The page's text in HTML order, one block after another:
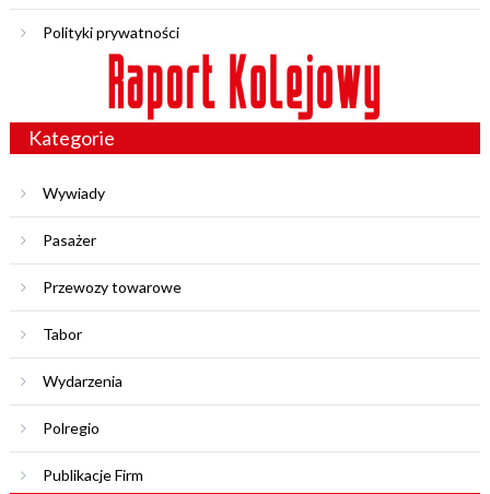
Polityki prywatności
Kategorie
Wywiady
Pasażer
Przewozy towarowe
Tabor
Wydarzenia
Polregio
Publikacje Firm